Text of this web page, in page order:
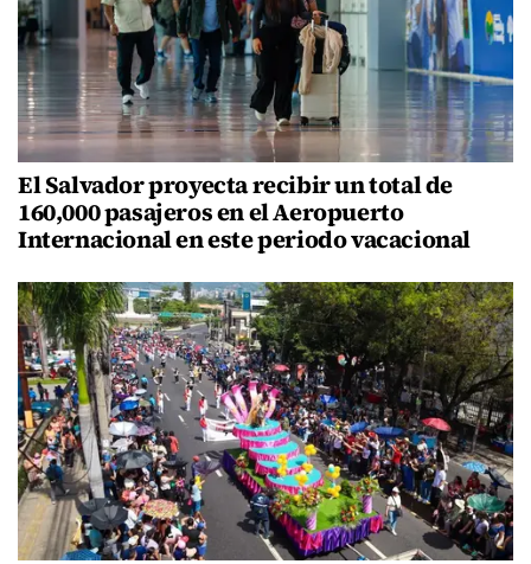
El Salvador proyecta recibir un total de
160,000 pasajeros en el Aeropuerto
Internacional en este periodo vacacional